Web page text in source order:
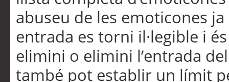
abuseu de les emoticones
entrada es torni il·legible i
elimini o elimini l’entrada
també pot establir un límit